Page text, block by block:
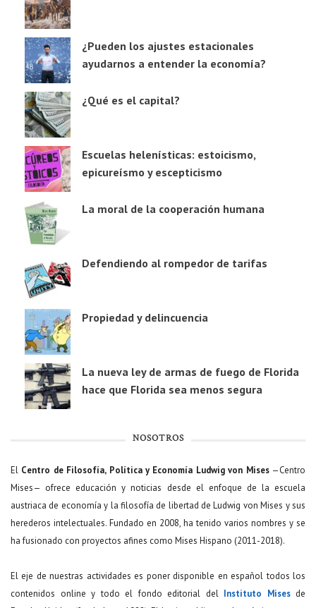
¿Pueden los ajustes estacionales
ayudarnos a entender la economía?
¿Qué es el capital?
Escuelas helenísticas: estoicismo,
epicureísmo y escepticismo
La moral de la cooperación humana
Defendiendo al rompedor de tarifas
Propiedad y delincuencia
La nueva ley de armas de fuego de Florida
hace que Florida sea menos segura
NOSOTROS
El Centro de Filosofía, Política y Economía Ludwig von Mises—Centro
Mises— ofrece educación y noticias desde el enfoque de la escuela
austriaca de economía y la filosofía de libertad de Ludwig von Mises y sus
herederos intelectuales. Fundado en 2008, ha tenido varios nombres y se
ha fusionado con proyectos afines como Mises Hispano (2011-2018).
El eje de nuestras actividades es poner disponible en español todos los
contenidos online y todo el fondo editorial del Instituto Misesde